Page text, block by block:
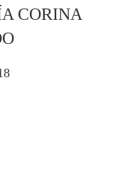
CORINA